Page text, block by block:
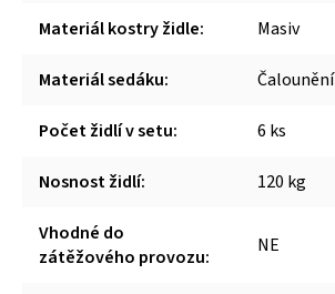
Materiál kostry židle: Masiv
Materiál sedáku: Čalounění
Počet židlí v setu: 6 ks
Nosnost židlí: 120 kg
Vhodné do
zátěžového provozu: NE